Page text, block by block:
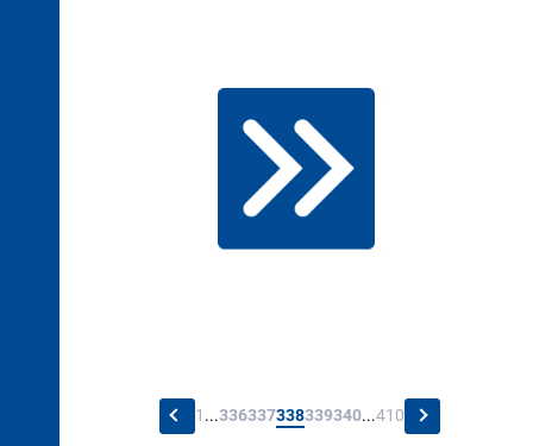
← 1 ...336337338339340...410 →